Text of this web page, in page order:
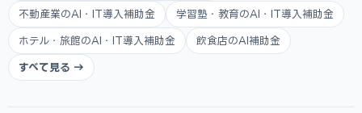
不動産業のAI・IT導入補助金 学習塾・教育のAI・IT導入補助金
ホテル・旅館のAI・IT導入補助金 飲食店のAI補助金
すべて見る →